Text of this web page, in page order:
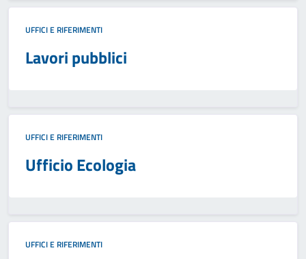
UFFICI E RIFERIMENTI
Lavori pubblici
UFFICI E RIFERIMENTI
Ufficio Ecologia
UFFICI E RIFERIMENTI